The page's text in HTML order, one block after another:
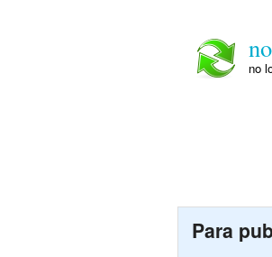
no
Para